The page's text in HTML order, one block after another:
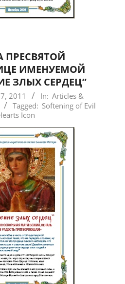
ПРЕСВЯТОЙ
ИМЕНУЕМОЙ
ЗЛЫХ СЕРДЕЦ”
2011 In: Articles &
Tagged: Softening of Evil
Icon